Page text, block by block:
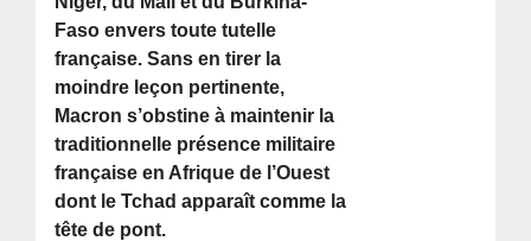
Faso envers toute tutelle
française. Sans en tirer la
moindre leçon pertinente,
Macron s’obstine à maintenir la
traditionnelle présence militaire
française en Afrique de l’Ouest
dont le Tchad apparaît comme la
tête de pont.